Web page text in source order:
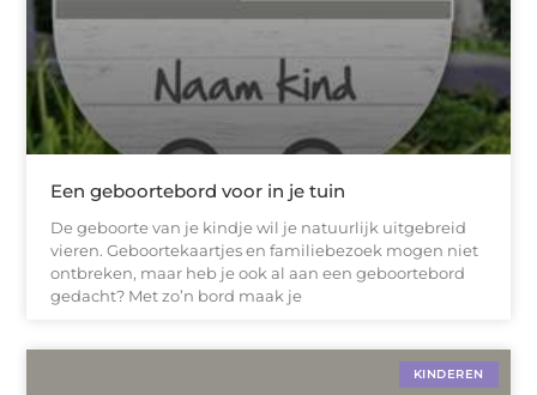
Een geboortebord voor in je tuin
De geboorte van je kindje wil je natuurlijk uitgebreid
vieren. Geboortekaartjes en familiebezoek mogen niet
ontbreken, maar heb je ook al aan een geboortebord
gedacht? Met zo’n bord maak je
KINDEREN